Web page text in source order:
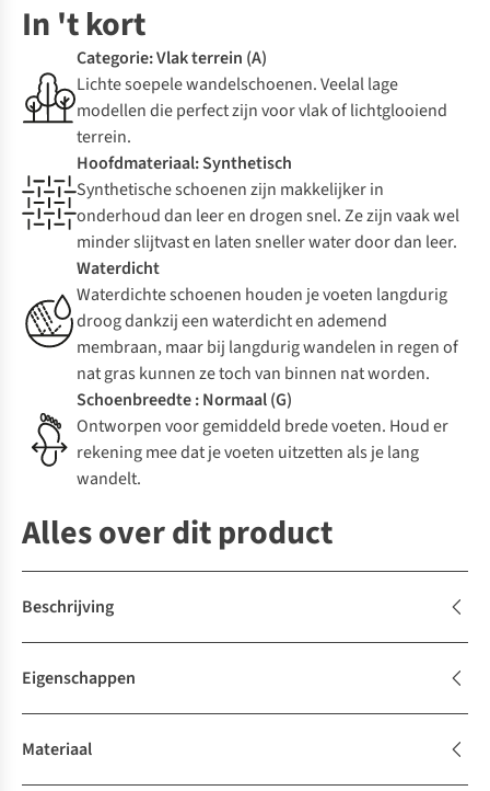
In 't kort
Categorie: Vlak terrein (A)
Lichte soepele wandelschoenen. Veelal lage
modellen die perfect zijn voor vlak of lichtglooiend
terrein.
Hoofdmateriaal: Synthetisch
Synthetische schoenen zijn makkelijker in
onderhoud dan leer en drogen snel. Ze zijn vaak wel
minder slijtvast en laten sneller water door dan leer.
Waterdicht
Waterdichte schoenen houden je voeten langdurig
droog dankzij een waterdicht en ademend
membraan, maar bij langdurig wandelen in regen of
nat gras kunnen ze toch van binnen nat worden.
Schoenbreedte : Normaal (G)
Ontworpen voor gemiddeld brede voeten. Houd er
rekening mee dat je voeten uitzetten als je lang
wandelt.
Alles over dit product
Beschrijving
Eigenschappen
Materiaal